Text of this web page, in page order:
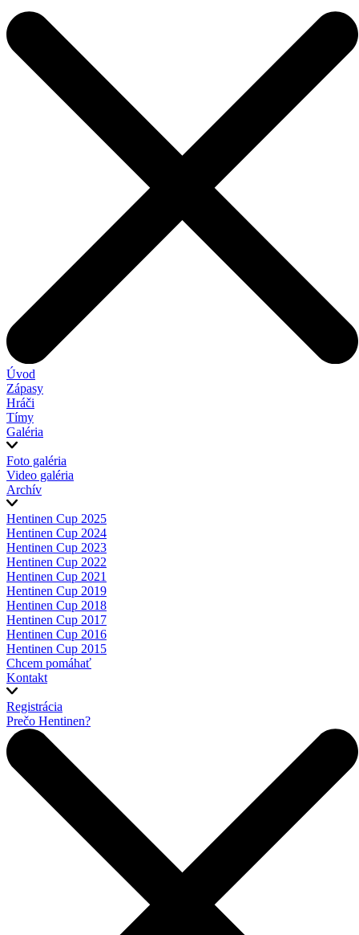
Úvod
Zápasy
Hráči
Tímy
Galéria
Foto galéria
Video galéria
Archív
Hentinen Cup 2025
Hentinen Cup 2024
Hentinen Cup 2023
Hentinen Cup 2022
Hentinen Cup 2021
Hentinen Cup 2019
Hentinen Cup 2018
Hentinen Cup 2017
Hentinen Cup 2016
Hentinen Cup 2015
Chcem pomáhať
Kontakt
Registrácia
Prečo Hentinen?